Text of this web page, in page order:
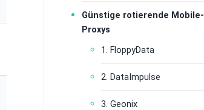
Günstige rotierende Mobile-
Proxys
1. FloppyData
2. DataImpulse
3. Geonix